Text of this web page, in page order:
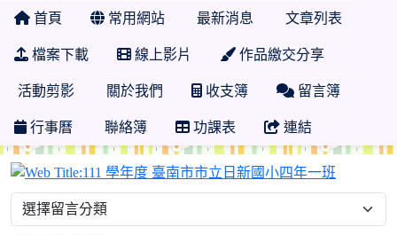
首頁 常用網站 最新消息 文章列表
檔案下載 線上影片 作品繳交分享
活動剪影 關於我們 收支簿 留言簿
行事曆 聯絡簿 功課表 連結